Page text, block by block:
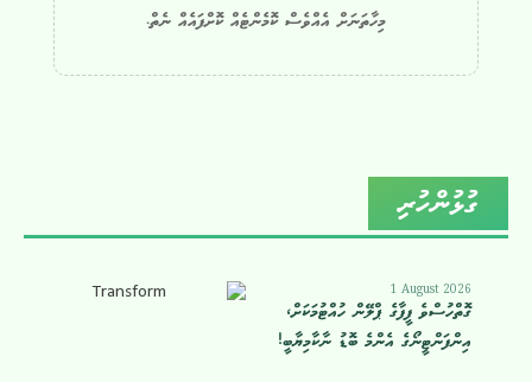
މިހާތަނަށް އެއްވެސް ކޮމެންޓެއް ކޮށްފައެއް ނެތް.
ގުޅުންހުރި
1 August 2026
ގޮތްހުސްވެ ފީފާގެ ޕްލޭން ހުއްޓުމަކަށް،
އިންފަންޓީނޯގެ އެންމެ ބޮޑު ނާކާމިޔާބީ!